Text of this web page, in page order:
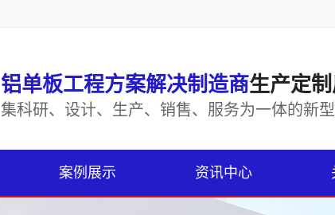
铝单板工程方案解决制造商生产定
集科研、设计、生产、销售、服务为一体的新
案例展示 资讯中心